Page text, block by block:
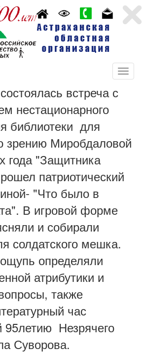
встреча с
нестационарного
библиотеки для
зрению Миробдаловой
года "Защитника
патриотический
"Что было в
В игровой форме
и собирали
солдатского мешка.
определяли
атрибутики и
также
час
95летию Незрячего
Суворова.